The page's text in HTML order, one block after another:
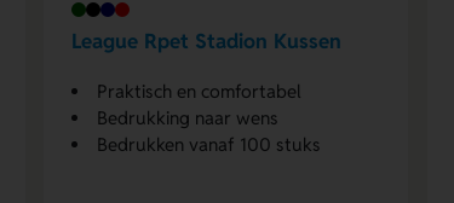
League Rpet Stadion Kussen
Praktisch en comfortabel
Bedrukking naar wens
Bedrukken vanaf 100 stuks